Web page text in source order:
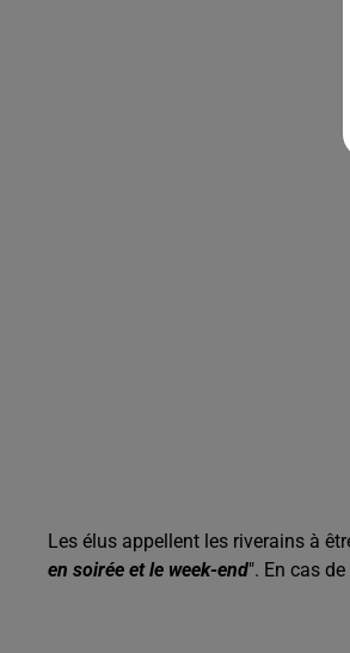
Les élus appellent les riverains à
en soirée et le week-end". En cas